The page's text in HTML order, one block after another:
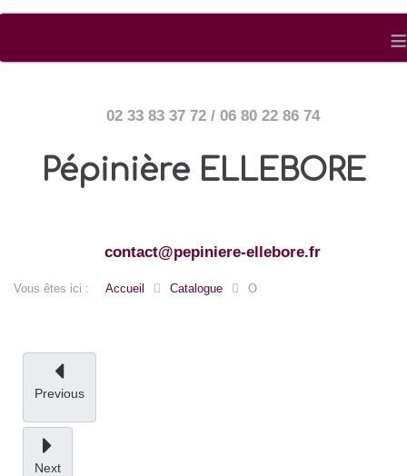
≡
02 33 83 37 72 / 06 80 22 86 74
Pépinière ELLEBORE
contact@pepiniere-ellebore.fr
Vous êtes ici : Accueil Catalogue O
Previous
Next